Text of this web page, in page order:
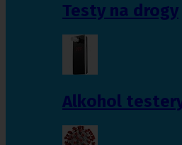
Testy na drogy
Alkohol